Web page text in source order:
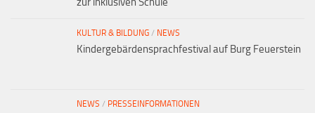
KULTUR & BILDUNG / NEWS
Kindergebärdensprachfestival auf Burg Feuerstein
NEWS / PRESSEINFORMATIONEN